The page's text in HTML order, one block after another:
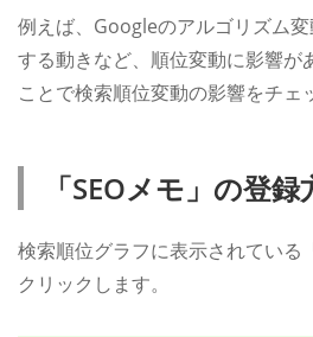
例えば、Googleのアルゴリズム
する動きなど、順位変動に影響が
ことで検索順位変動の影響をチェ
「SEOメモ」の登録
検索順位グラフに表示されている
クリックします。